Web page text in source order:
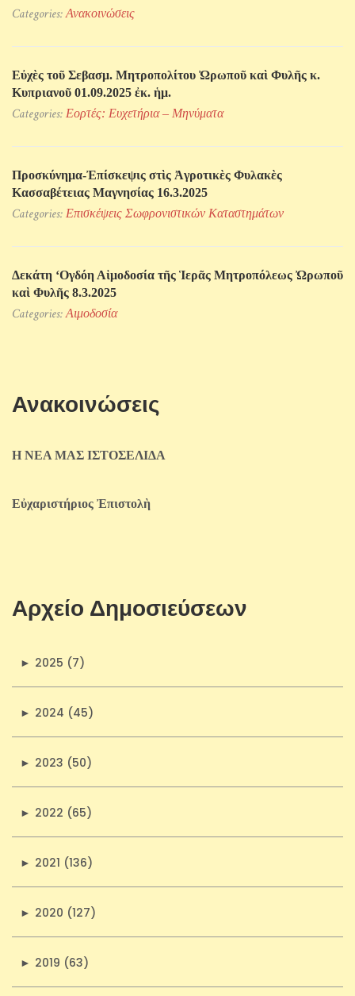
Categories:Ανακοινώσεις
Εὐχὲς τοῦ Σεβασμ. Μητροπολίτου Ὠρωποῦ καὶ Φυλῆς κ.
Κυπριανοῦ 01.09.2025 ἐκ. ἡμ.
Categories: Εορτές: Ευχετήρια – Μηνύματα
Προσκύνηµα-Ἐπίσκεψις στὶς Ἀγροτικὲς Φυλακὲς
Κασσαβέτειας Μαγνησίας 16.3.2025
Categories: Επισκέψεις Σωφρονιστικών Kαταστημάτων
Δεκάτη ‘Ογδόη Αἱμοδοσία τῆς Ἱερᾶς Μητροπόλεως Ὠρωποῦ
καὶ Φυλῆς 8.3.2025
Categories:Αιμοδοσία
Ανακοινώσεις
Η ΝΕΑ ΜΑΣ ΙΣΤΟΣΕΛΙΔΑ
Εὐχαριστήριος Ἐπιστολὴ
Αρχείο Δημοσιεύσεων
► 2025 (7)
► 2024 (45)
► 2023 (50)
► 2022 (65)
► 2021 (136)
► 2020 (127)
► 2019 (63)